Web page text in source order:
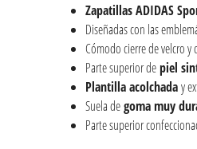
Zapatillas ADIDAS
Diseñadas con las
Cómodo cierre de velcro y
Parte superior depiel
Plantilla acolchaday
Suela degoma muy
Parte superior